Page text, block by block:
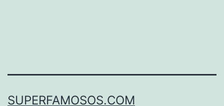
SUPERFAMOSOS.COM